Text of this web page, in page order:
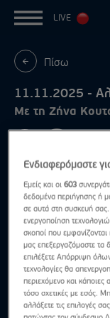
LIVE
Πίσω
11.11.2025 -
Με τη Ζήνα
Ενδιαφερόμαστε
Εμείς και οι603
δεδομένα περιήγησης ή
σε αυτά στη συσκευή
ενεργοποίηση
σκοποί που
μας επεξεργαζόμαστε
επιλέξετε Απόρριψη
τεχνολογίες θα
περιεχόμενο και κάποιες
τόσο σχετικές με εσάς.
αλλάξετε τις επιλογές